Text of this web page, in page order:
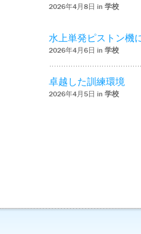
2026年4月8日 in 学校
水上単発ピストン機
2026年4月6日 in 学校
卓越した訓練環境
2026年4月5日 in 学校